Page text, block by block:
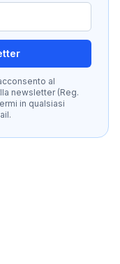
al
newsletter (Reg.
in qualsiasi